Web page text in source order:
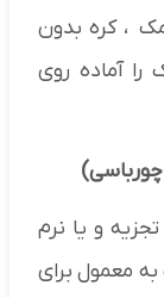
، کره بدون
آماده روی
و یا نرم
معمول برای